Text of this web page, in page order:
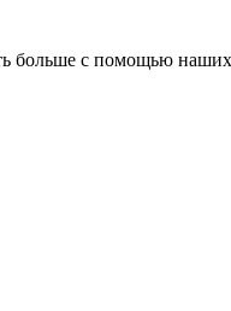
больше с помощью